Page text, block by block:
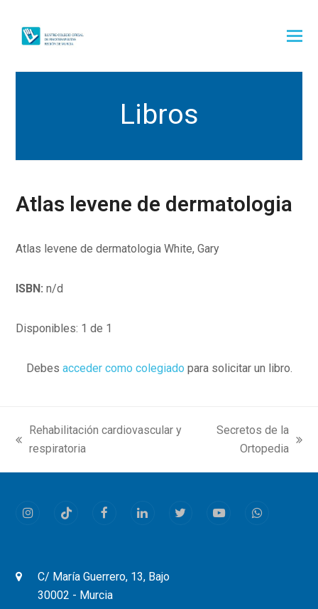
Libros
Atlas levene de dermatologia
Atlas levene de dermatologia White, Gary
ISBN: n/d
Disponibles: 1 de 1
Debes acceder como colegiado para solicitar un libro.
previous
Rehabilitación cardiovascular y
respiratoria
Secretos de la
Ortopedia
InstagramTiktok FacebookLinkedInTwitterYoutubeWhatsapp
C/ María Guerrero, 13, Bajo
30002 - Murcia